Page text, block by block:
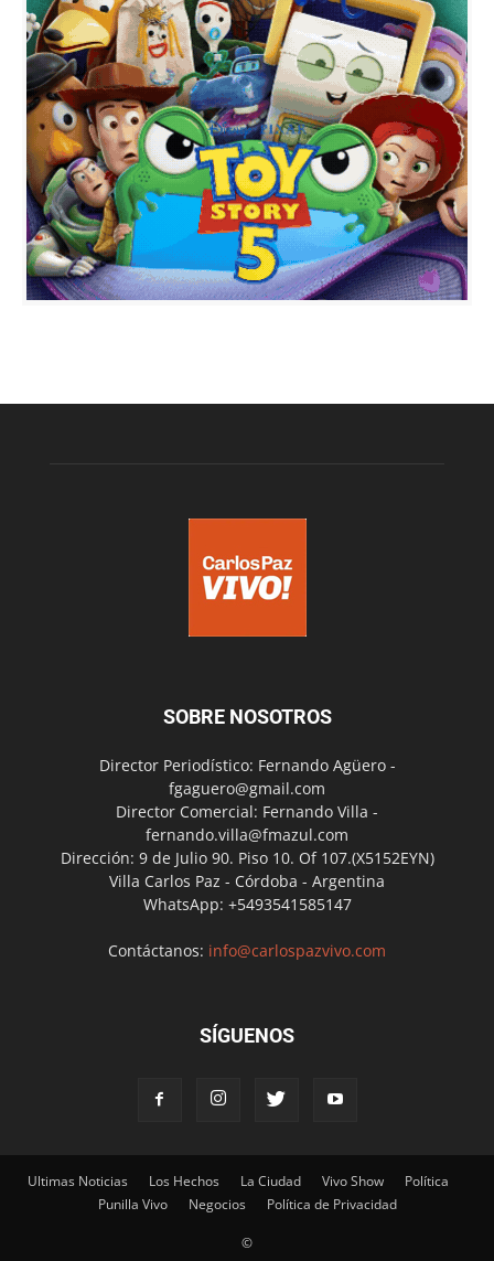
SOBRE NOSOTROS
Director Periodístico: Fernando Agüero -
fgaguero@gmail.com
Director Comercial: Fernando Villa -
fernando.villa@fmazul.com
Dirección: 9 de Julio 90. Piso 10. Of 107.(X5152EYN)
Villa Carlos Paz - Córdoba - Argentina
WhatsApp: +5493541585147
Contáctanos: info@carlospazvivo.com
SÍGUENOS
Ultimas Noticias Los Hechos La Ciudad Vivo Show
Política
Punilla Vivo
Negocios Política de Privacidad
©